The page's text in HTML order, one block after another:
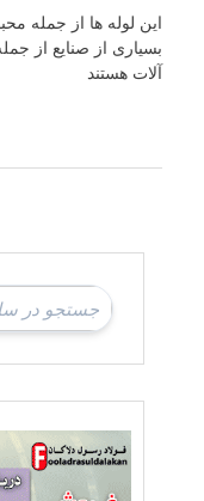
این لوله ها از جمله
بسیاری از صنایع از
آلات هستند